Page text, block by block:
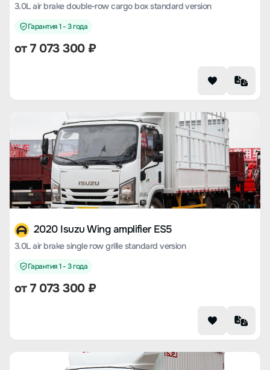
3.0L air brake double-row cargo box standard version
Гарантия 1 - 3 года
от 7 073 300 ₽
2020 Isuzu Wing amplifier ES5
3.0L air brake single row grille standard version
Гарантия 1 - 3 года
от 7 073 300 ₽